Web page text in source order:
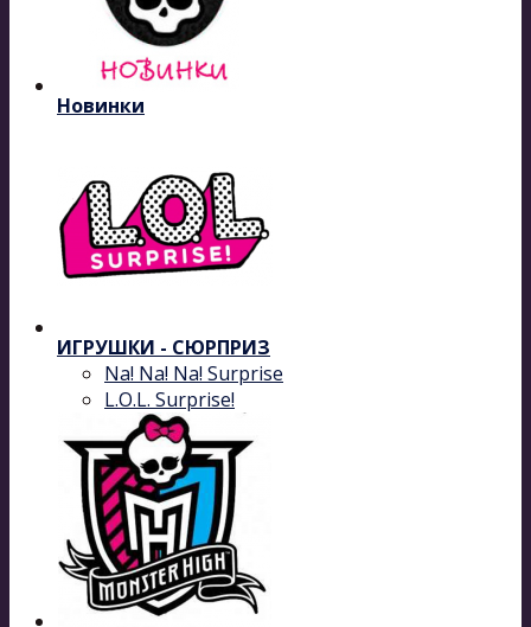
Новинки
ИГРУШКИ - СЮРПРИЗ
Na! Na! Na! Surprise
L.O.L. Surprise!